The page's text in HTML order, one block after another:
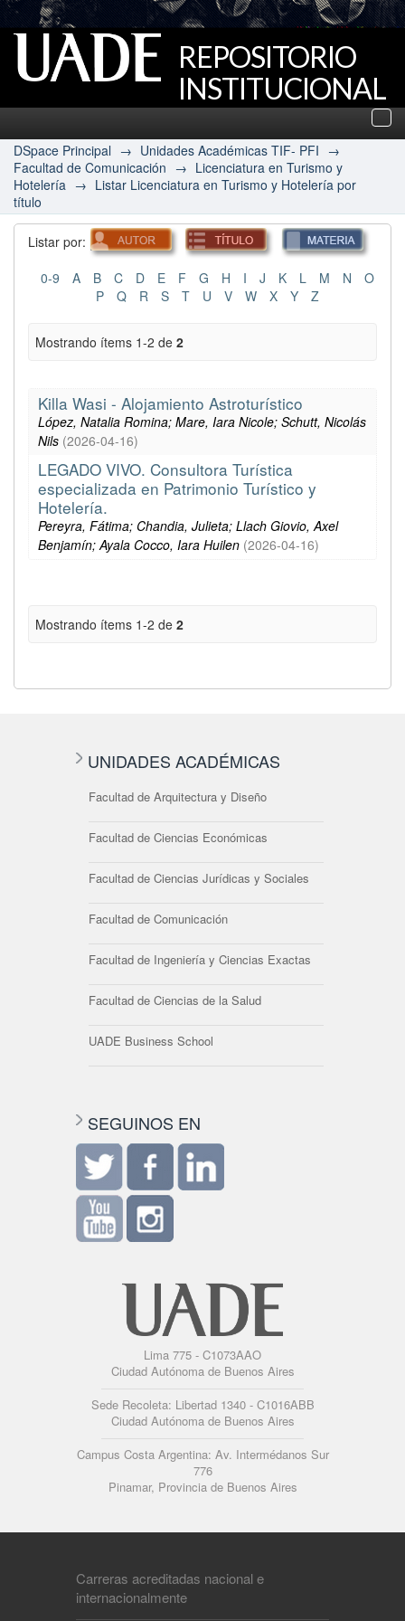
REPOSITORIO
INSTITUCIONAL
UADE
DSpace Principal → Unidades Académicas TIF- PFI →
Facultad de Comunicación → Licenciatura en Turismo y
Hotelería → Listar Licenciatura en Turismo y Hotelería por
título
Listar por:
0-9 A B C D E F G H I J K L M N
O
P
Q R S T U V W X Y Z
Mostrando ítems 1-2 de 2
Killa Wasi - Alojamiento Astroturístico
López, Natalia Romina; Mare, Iara Nicole; Schutt, Nicolás
Nils (2026-04-16)
LEGADO VIVO. Consultora Turística
especializada en Patrimonio Turístico y
Hotelería.
Pereyra, Fátima; Chandia, Julieta; Llach Giovio, Axel
Benjamín; Ayala Cocco, Iara Huilen (2026-04-16)
Mostrando ítems 1-2 de 2
UNIDADES ACADÉMICAS
Facultad de Arquitectura y Diseño
Facultad de Ciencias Económicas
Facultad de Ciencias Jurídicas y Sociales
Facultad de Comunicación
Facultad de Ingeniería y Ciencias Exactas
Facultad de Ciencias de la Salud
UADE Business School
SEGUINOS EN
Lima 775 - C1073AAO
Ciudad Autónoma de Buenos Aires
Sede Recoleta: Libertad 1340 - C1016ABB
Ciudad Autónoma de Buenos Aires
Campus Costa Argentina: Av. Intermédanos Sur
776
Pinamar, Provincia de Buenos Aires
Carreras acreditadas nacional e
internacionalmente